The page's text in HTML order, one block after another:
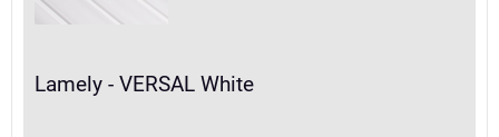
Lamely - VERSAL White